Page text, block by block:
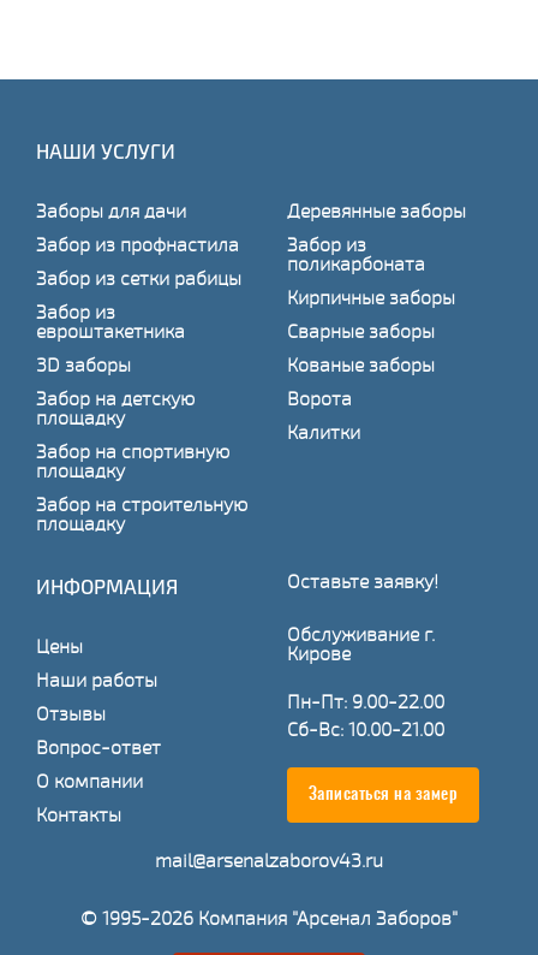
НАШИ УСЛУГИ
Заборы для дачи
Забор из профнастила
Забор из сетки рабицы
Забор из
евроштакетника
3D заборы
Забор на детскую
площадку
Забор на спортивную
площадку
Забор на строительную
площадку
Деревянные заборы
Забор из
поликарбоната
Кирпичные заборы
Сварные заборы
Кованые заборы
Ворота
Калитки
ИНФОРМАЦИЯ
Цены
Наши работы
Отзывы
Вопрос-ответ
О компании
Контакты
Оставьте заявку!
Обслуживание г.
Кирове
Пн-Пт: 9.00-22.00
Сб-Вс: 10.00-21.00
Записаться на замер
mail@arsenalzaborov43.ru
© 1995-2026 Компания "Арсенал Заборов"